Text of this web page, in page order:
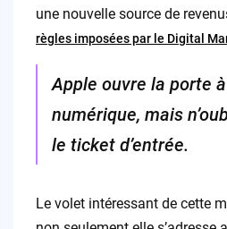
une nouvelle source de
règles imposées par le Digital
Apple ouvre la porte à
numérique, mais
le ticket d’entrée.
Le volet intéressant de cette